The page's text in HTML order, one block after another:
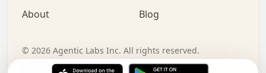
.   +   .   .   .   .   .   .   .   .   :   .   x
.   .   .   .   .   .   .   .   .   .   .   .   .   .
About
Blog
© 2026 Agentic Labs Inc. All rights reserved.